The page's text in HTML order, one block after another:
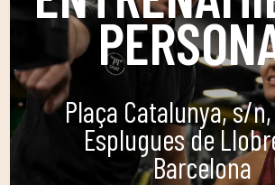
Plaça Catalunya, s/
Esplugues de
Barcelona